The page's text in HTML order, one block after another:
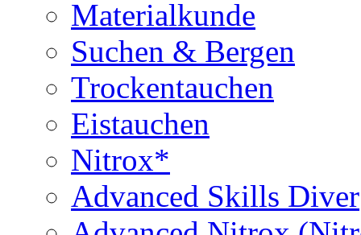
Materialkunde
Suchen & Bergen
Trockentauchen
Eistauchen
Nitrox*
Advanced Skills Diver